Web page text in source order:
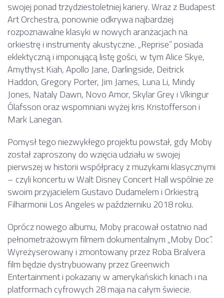
swojej ponad trzydziestoletniej kariery. Wraz z Budapest
Art Orchestra, ponownie odkrywa najbardziej
rozpoznawalne klasyki w nowych aranżacjach na
orkiestrę i instrumenty akustyczne. „Reprise” posiada
eklektyczną i imponującą listę gości, w tym Alice Skye,
Amythyst Kiah, Apollo Jane, Darlingside, Deitrick
Haddon, Gregory Porter, Jim James, Luna Li, Mindy
Jones, Nataly Dawn, Novo Amor, Skylar Grey i Víkingur
Ólafsson oraz wspomniani wyżej kris Kristofferson i
Mark Lanegan.
Pomysł tego niezwykłego projektu powstał, gdy Moby
został zaproszony do wzięcia udziału w swojej
pierwszej w historii współpracy z muzykami klasycznymi
– czyli koncertu w Walt Disney Concert Hall wspólnie ze
swoim przyjacielem Gustavo Dudamelem i Orkiestrą
Filharmonii Los Angeles w październiku 2018 roku.
Oprócz nowego albumu, Moby pracował ostatnio nad
pełnometrażowym filmem dokumentalnym „Moby Doc”.
Wyreżyserowany i zmontowany przez Roba Bralvera
film będzie dystrybuowany przez Greenwich
Entertainment i pokazany w amerykańskich kinach i na
platformach cyfrowych 28 maja na całym świecie.